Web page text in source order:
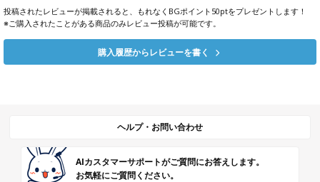
投稿されたレビューが掲載されると、もれなくBGポイント50ptをプレゼントします！
※ご購入されたことがある商品のみレビュー投稿が可能です。
購入履歴からレビューを書く
ヘルプ・お問い合わせ
AIカスタマーサポートがご質問にお答えします。
お気軽にご質問ください。